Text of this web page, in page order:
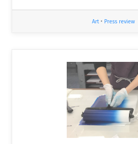
Art• Press review